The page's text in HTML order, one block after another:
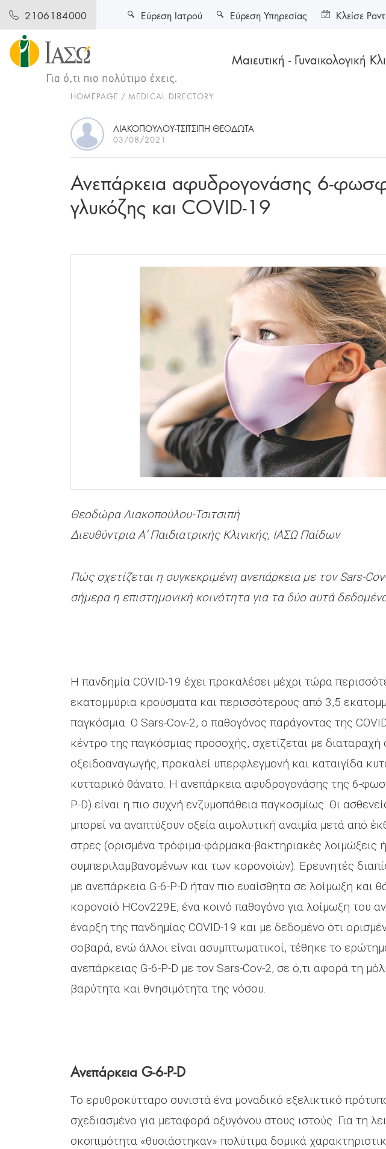
2106184000
Μαιευτική - Γυναικολογική
Εύρεση Ιατρού Εύρεση Υπηρεσίας Κλείσε
HOMEPAGE MEDICAL DIRECTORY
ΛΙΑΚΟΠΟΥΛΟΥ-ΤΣΙΤΣΙΠΗ ΘΕΟΔΩΤΑ
03/08/2021
Ανεπάρκεια αφυδρογονάσης 6-
γλυκόζης και COVID-19
Θεοδώρα Λιακοπούλου-Τσιτσιπή
Διευθύντρια Α’ Παιδιατρικής Κλινικής, ΙΑΣΩ Παίδων
Πώς σχετίζεται η συγκεκριμένη ανεπάρκεια με τον Sars-
σήμερα η επιστημονική κοινότητα για τα δύο αυτά
Η πανδημία COVID-19 έχει προκαλέσει μέχρι τώρα
εκατομμύρια κρούσματα και περισσότερους από 3,5
παγκόσμια. Ο Sars-Cov-2, ο παθογόνος παράγοντας της
κέντρο της παγκόσμιας προσοχής, σχετίζεται με διαταραχή
οξειδοαναγωγής, προκαλεί υπερφλεγμονή και καταιγίδα
κυτταρικό θάνατο. H ανεπάρκεια αφυδρογονάσης της 6-
P-D) είναι η πιο συχνή ενζυμοπάθεια παγκοσμίως. Οι
μπορεί να αναπτύξουν οξεία αιμολυτική αναιμία μετά από
στρες (ορισμένα τρόφιμα-φάρμακα-βακτηριακές λοιμώξεις ή
συμπεριλαμβανομένων και των κορονοϊών). Ερευνητές
με ανεπάρκεια G-6-P-D ήταν πιο ευαίσθητα σε λοίμωξη και
κορονοϊό HCov229E, ένα κοινό παθογόνο για λοίμωξη του
έναρξη της πανδημίας COVID-19 και με δεδομένο ότι
σοβαρά, ενώ άλλοι είναι ασυμπτωματικοί, τέθηκε το
ανεπάρκειας G-6-P-D με τον Sars-Cov-2, σε ό,τι αφορά τη
βαρύτητα και θνησιμότητα της νόσου.
Ανεπάρκεια G-6-P-D
Το ερυθροκύτταρο συνιστά ένα μοναδικό εξελικτικό
σχεδιασμένο για μεταφορά οξυγόνου στους ιστούς. Για τη
σκοπιμότητα «θυσιάστηκαν» πολύτιμα δομικά